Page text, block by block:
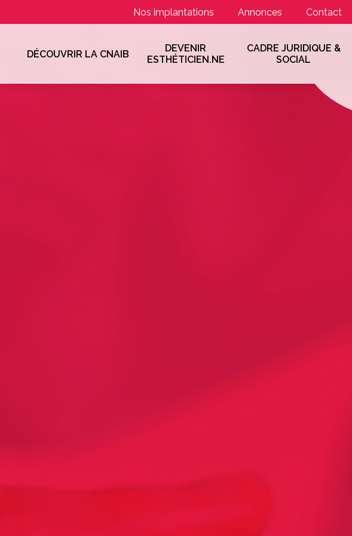
Nos implantations Annonces Contact
DÉCOUVRIR LA CNAIB
DEVENIR
ESTHÉTICIEN.NE
CADRE JURIDIQUE &
SOCIAL